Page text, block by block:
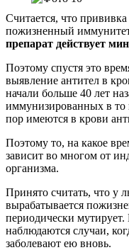
Считается, что
пожизненный
препарат действует
Поэтому спустя это
выявление антител в
начали больше 40 лет
иммунизированных в то
пор имеются в крови
Поэтому то, на какое
зависит во многом от
организма.
Принято считать, что у
вырабатывается
периодически
наблюдаются случаи,
заболевают ею вновь.